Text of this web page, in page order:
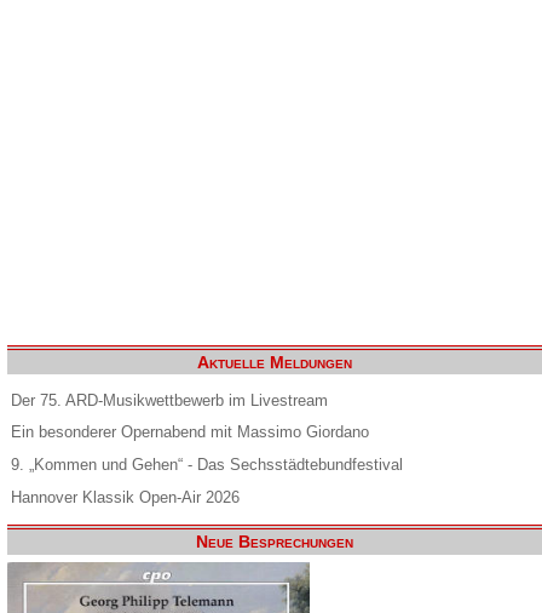
Aktuelle Meldungen
Der 75. ARD-Musikwettbewerb im Livestream
Ein besonderer Opernabend mit Massimo Giordano
9. „Kommen und Gehen“ - Das Sechsstädtebundfestival
Hannover Klassik Open-Air 2026
Neue Besprechungen